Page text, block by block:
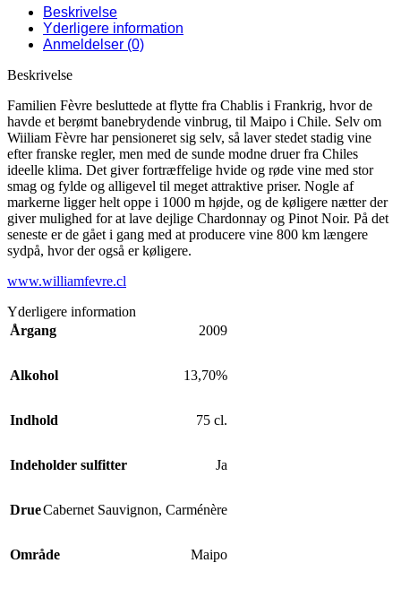
Beskrivelse
Yderligere information
Anmeldelser (0)
Beskrivelse
Familien Fèvre besluttede at flytte fra Chablis i Frankrig, hvor de
havde et berømt banebrydende vinbrug, til Maipo i Chile. Selv om
Wiiliam Fèvre har pensioneret sig selv, så laver stedet stadig vine
efter franske regler, men med de sunde modne druer fra Chiles
ideelle klima. Det giver fortræffelige hvide og røde vine med stor
smag og fylde og alligevel til meget attraktive priser. Nogle af
markerne ligger helt oppe i 1000 m højde, og de køligere nætter der
giver mulighed for at lave dejlige Chardonnay og Pinot Noir. På det
seneste er de gået i gang med at producere vine 800 km længere
sydpå, hvor der også er køligere.
www.williamfevre.cl
Yderligere information
Årgang
2009
Alkohol 13,70%
Indhold 75 cl.
Indeholder sulfitter Ja
DrueCabernet Sauvignon, Carménère
Område Maipo